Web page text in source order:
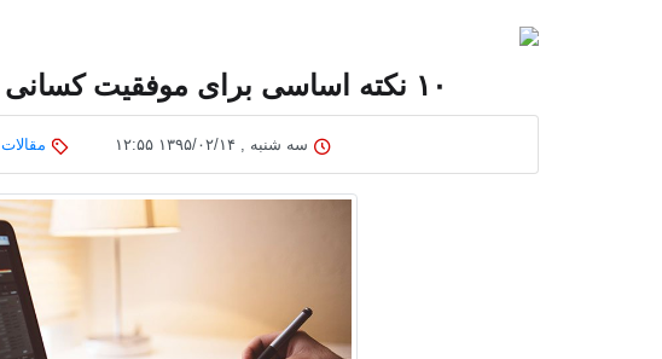
۱۰ نکته اساسی برای موفقیت کسانی که در خانـه کار می‌کنند
سه شنبه , ۱۳۹۵/۰۲/۱۴ ۱۲:۵۵ مقالات